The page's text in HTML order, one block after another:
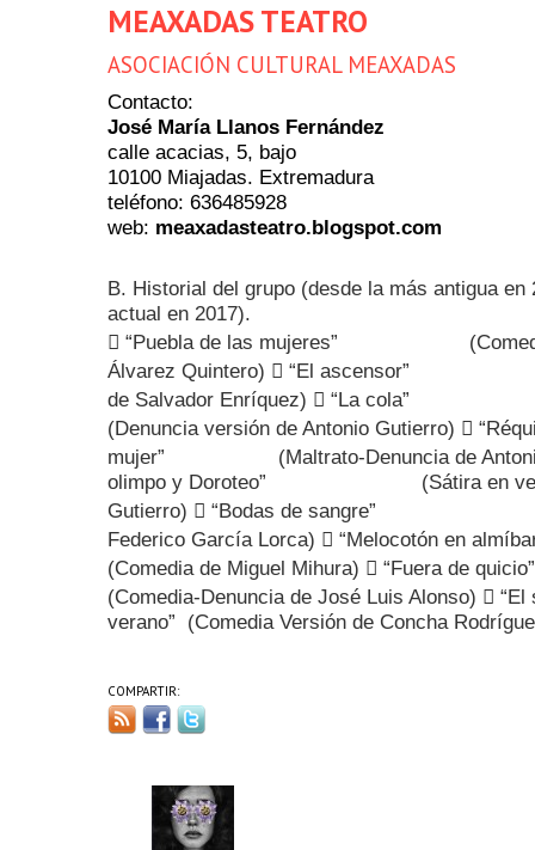
MEAXADAS TEATRO
ASOCIACIÓN CULTURAL MEAXADAS
Contacto:
José María Llanos Fernández
calle acacias, 5, bajo
10100 Miajadas. Extremadura
teléfono: 636485928
web: meaxadasteatro.blogspot.com
B. Historial del grupo (desde la más antigua en
actual en 2017).
 “Puebla de las mujeres” (Comedia
Álvarez Quintero)  “El
de Salvador Enríquez) 
(Denuncia versión de Antonio Gutierro) 
mujer” (Maltrato-Denuncia de Antonio
olimpo y Doroteo” (Sátira en verso
Gutierro)  “Bodas de sangre”
Federico García Lorca) 
(Comedia de Miguel Mihura) 
(Comedia-Denuncia de José Luis Alonso)  “El
verano” (Comedia Versión de Concha
COMPARTIR: